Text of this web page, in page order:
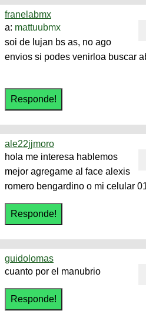
franelabmx
a: mattuubmx
soi de lujan bs as, no ago
envios si podes venirloa buscar
ale22jjmoro
hola me interesa hablemos
mejor agregame al face alexis
romero bengardino o mi celular
guidolomas
cuanto por el manubrio